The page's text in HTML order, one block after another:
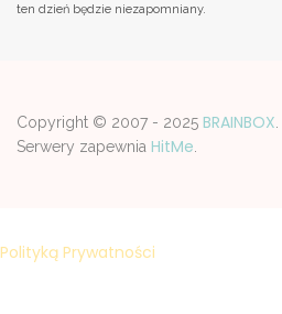
ten dzień będzie niezapomniany.
Copyright © 2007 - 2025 BRAINBOX
Serwery zapewnia HitMe
Polityką Prywatności